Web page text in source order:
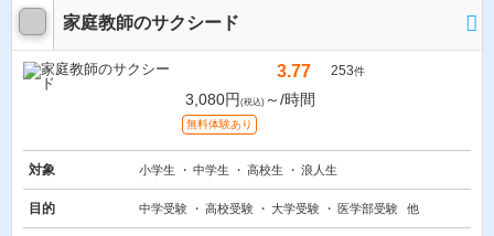
家庭教師のサクシード
3.77 253件
3,080円 (税込) ～/時間
無料体験あり
対象 小学生 中学生 高校生 浪人生
目的 中学受験 高校受験 大学受験 医学部受験 他